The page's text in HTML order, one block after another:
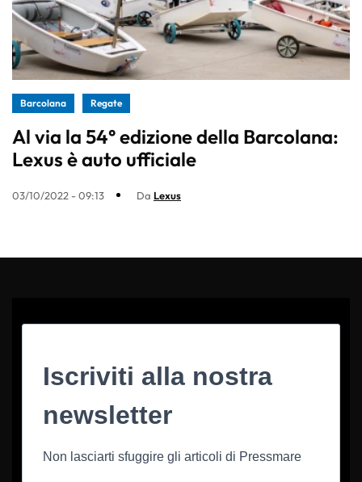
Barcolana Regate
Al via la 54° edizione della Barcolana:
Lexus è auto ufficiale
03/10/2022 - 09:13 Da Lexus
Iscriviti alla nostra
newsletter
Non lasciarti sfuggire gli articoli di Pressmare